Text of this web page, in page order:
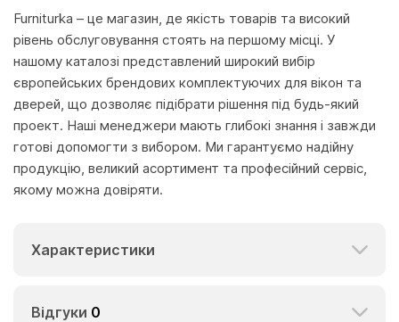
Furniturka – це магазин, де якість товарів та високий
рівень обслуговування стоять на першому місці. У
нашому каталозі представлений широкий вибір
європейських брендових комплектуючих для вікон та
дверей, що дозволяє підібрати рішення під будь-який
проект. Наші менеджери мають глибокі знання і завжди
готові допомогти з вибором. Ми гарантуємо надійну
продукцію, великий асортимент та професійний сервіс,
якому можна довіряти.
Характеристики
Відгуки 0